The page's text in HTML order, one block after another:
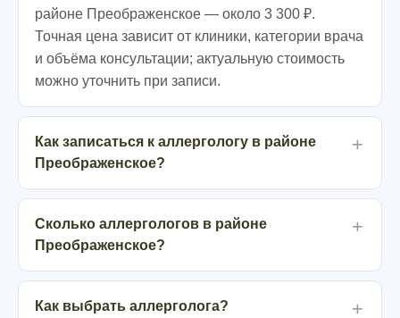
районе Преображенское — около 3 300 ₽.
Точная цена зависит от клиники, категории врача
и объёма консультации; актуальную стоимость
можно уточнить при записи.
Как записаться к аллергологу в районе
Преображенское?
Сколько аллергологов в районе
Преображенское?
Как выбрать аллерголога?